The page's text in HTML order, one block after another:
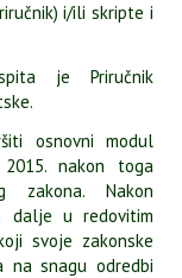
i/ili skripte i
je Priručnik
osnovni modul
nakon toga
zakona. Nakon
dalje u redovitim
svoje zakonske
na snagu odredbi